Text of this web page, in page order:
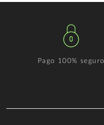
Pago 100% seguro